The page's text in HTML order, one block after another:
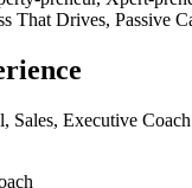
That Drives, Passive
Sales, Executive Coach